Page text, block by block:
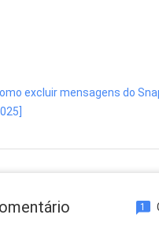
excluir mensagens do
1